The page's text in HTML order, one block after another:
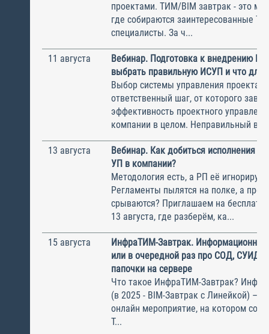
проектами. ТИМ/BIM завтрак - это
где собираются заинтересованные
специалисты. За ч...
11 августа
Вебинар. Подготовка к внедрению
выбрать правильную ИСУП и что для
Выбор системы управления
ответственный шаг, от которого
эффективность проектного
компании в целом. Неправильный
13 августа
Вебинар. Как добиться исполнения
УП в компании?
Методология есть, а РП её
Регламенты пылятся на полке, а
срываются? Приглашаем на
13 августа, где разберём, ка...
15 августа
ИнфраТИМ-Завтрак.
или в очередной раз про СОД, СУИД и
папочки на сервере
Что такое ИнфраТИМ-Завтрак?
(в 2025 - BIM-Завтрак с Линейкой) –
онлайн мероприятие, на котором
Т...